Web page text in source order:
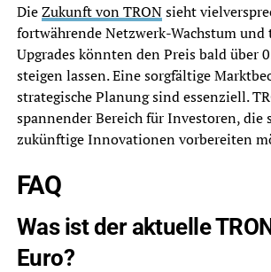
DieZukunft von TRONsieht
fortwährende Netzwerk-Wachstum und
Upgrades könnten den Preis bald über
steigen lassen. Eine sorgfältige
strategische Planung sind essenziell.
spannender Bereich für Investoren, die
zukünftige Innovationen vorbereiten
FAQ
Was ist der aktuelle
Euro?